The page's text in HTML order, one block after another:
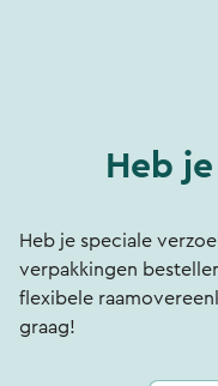
Heb
Heb je speciale
verpakkingen
flexibele
graag!